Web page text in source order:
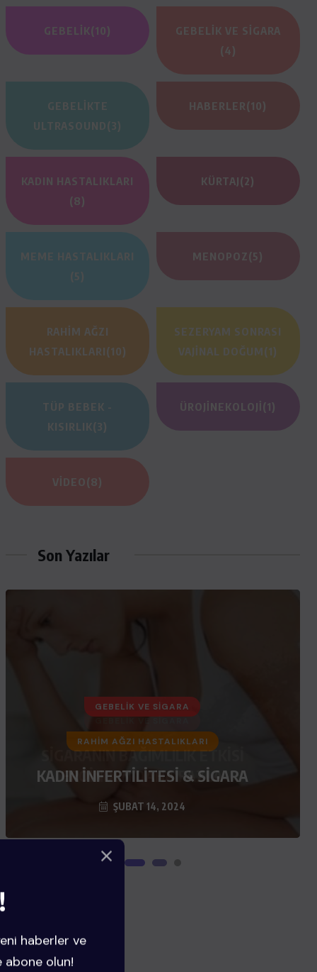
haberler ve
olun!
GEBELIK(10)
GEBELIK VE SIGARA
(4)
GEBELIKTE
ULTRASOUND(3)
HABERLER(10)
KADIN HASTALIKLARI
(8)
KÜRTAJ(2)
MEME HASTALIKLARI
(5)
MENOPOZ(5)
RAHIM AĞZI
HASTALIKLARI(10)
SEZERYAM SONRASI
VAJINAL DOĞUM(1)
TÜP BEBEK -
KISIRLIK(3)
ÜROJINEKOLOJI(1)
VIDEO(8)
Son Yazılar
SİGARANIN BAĞIMLILIK ETKİSİ
EROİNDEN DAHA FAZLA
ŞUBAT 14, 2024